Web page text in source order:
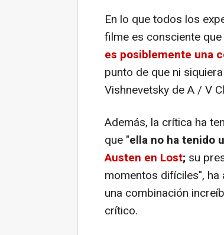
En lo que todos los
filme es consciente
es posiblemente una
punto de que ni
Vishnevetsky de A / V
Además, la crítica ha
que "ella no ha tenido
Austen en Lost; su
momentos difíciles", ha
una combinación
crítico.